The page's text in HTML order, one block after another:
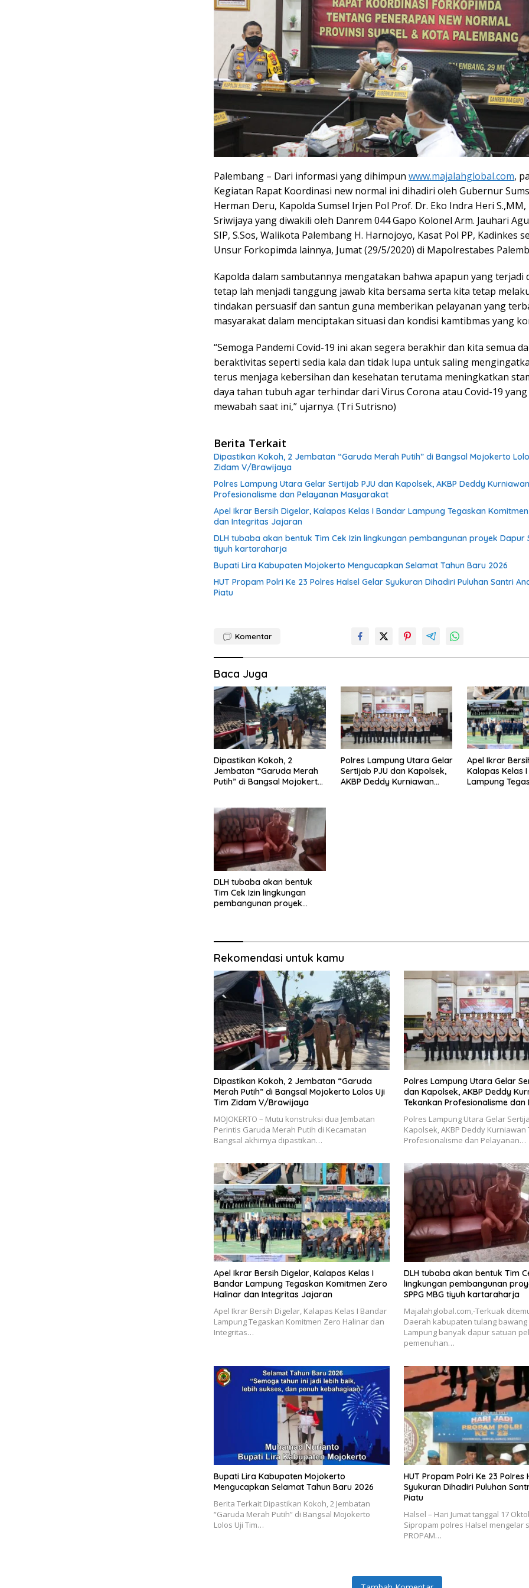
Palembang – Dari informasi yang dihimpun www.majalahglobal.com,
Kegiatan Rapat Koordinasi new normal ini dihadiri oleh Gubernur
Herman Deru, Kapolda Sumsel Irjen Pol Prof. Dr. Eko Indra Heri
Sriwijaya yang diwakili oleh Danrem 044 Gapo Kolonel Arm. Jauhari
SIP, S.Sos, Walikota Palembang H. Harnojoyo, Kasat Pol PP, Kadinkes
Unsur Forkopimda lainnya, Jumat (29/5/2020) di Mapolrestabes
Kapolda dalam sambutannya mengatakan bahwa apapun yang terjadi
tetap lah menjadi tanggung jawab kita bersama serta kita tetap
tindakan persuasif dan santun guna memberikan pelayanan yang
masyarakat dalam menciptakan situasi dan kondisi kamtibmas yang
“Semoga Pandemi Covid-19 ini akan segera berakhir dan kita semua
beraktivitas seperti sedia kala dan tidak lupa untuk saling
terus menjaga kebersihan dan kesehatan terutama meningkatkan
daya tahan tubuh agar terhindar dari Virus Corona atau Covid-19
mewabah saat ini,” ujarnya. (Tri Sutrisno)
Berita Terkait
Dipastikan Kokoh, 2 Jembatan “Garuda Merah Putih” di Bangsal Mojokerto
Zidam V/Brawijaya
Polres Lampung Utara Gelar Sertijab PJU dan Kapolsek, AKBP Deddy
Profesionalisme dan Pelayanan Masyarakat
Apel Ikrar Bersih Digelar, Kalapas Kelas I Bandar Lampung Tegaskan
dan Integritas Jajaran
DLH tubaba akan bentuk Tim Cek Izin lingkungan pembangunan proyek Dapur
tiyuh kartaraharja
Bupati Lira Kabupaten Mojokerto Mengucapkan Selamat Tahun Baru 2026
HUT Propam Polri Ke 23 Polres Halsel Gelar Syukuran Dihadiri Puluhan Santri
Piatu
Komentar
Baca Juga
Dipastikan Kokoh, 2
Jembatan “Garuda Merah
Putih” di Bangsal Mojokerto
Polres Lampung Utara Gelar
Sertijab PJU dan Kapolsek,
AKBP Deddy Kurniawan
Apel Ikrar
Kalapas Kelas
Lampung
DLH tubaba akan bentuk
Tim Cek Izin lingkungan
pembangunan proyek
Rekomendasi untuk kamu
Dipastikan Kokoh, 2 Jembatan “Garuda
Merah Putih” di Bangsal Mojokerto Lolos Uji
Tim Zidam V/Brawijaya
MOJOKERTO – Mutu konstruksi dua Jembatan
Perintis Garuda Merah Putih di Kecamatan
Bangsal akhirnya dipastikan…
Polres Lampung Utara Gelar
dan Kapolsek, AKBP Deddy
Tekankan Profesionalisme dan
Polres Lampung Utara Gelar
Kapolsek, AKBP Deddy
Profesionalisme dan Pelayanan…
Apel Ikrar Bersih Digelar, Kalapas Kelas I
Bandar Lampung Tegaskan Komitmen Zero
Halinar dan Integritas Jajaran
Apel Ikrar Bersih Digelar, Kalapas Kelas I Bandar
Lampung Tegaskan Komitmen Zero Halinar dan
Integritas…
DLH tubaba akan bentuk Tim
lingkungan pembangunan
SPPG MBG tiyuh kartaraharja
Majalahglobal.com,-Terkuak
Daerah kabupaten tulang
Lampung banyak dapur satuan
pemenuhan…
Bupati Lira Kabupaten Mojokerto
Mengucapkan Selamat Tahun Baru 2026
Berita Terkait Dipastikan Kokoh, 2 Jembatan
“Garuda Merah Putih” di Bangsal Mojokerto
Lolos Uji Tim…
HUT Propam Polri Ke 23 Polres
Syukuran Dihadiri Puluhan
Piatu
Halsel – Hari Jumat tanggal 17
Sipropam polres Halsel mengelar
PROPAM…